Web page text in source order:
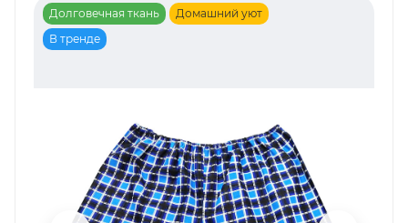
Долговечная ткань
Домашний уют
В тренде